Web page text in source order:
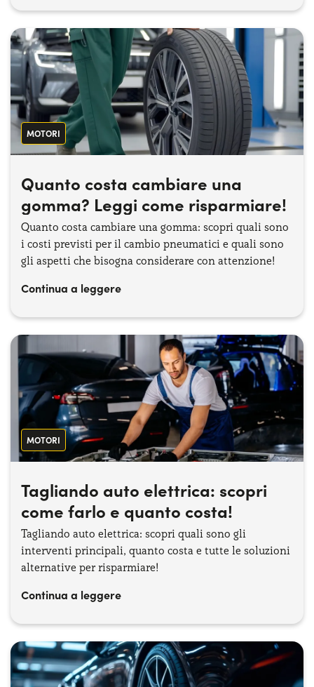
MOTORI
Quanto costa cambiare una
gomma? Leggi come risparmiare!
Quanto costa cambiare una gomma: scopri quali sono
i costi previsti per il cambio pneumatici e quali sono
gli aspetti che bisogna considerare con attenzione!
Continua a leggere
MOTORI
Tagliando auto elettrica: scopri
come farlo e quanto costa!
Tagliando auto elettrica: scopri quali sono gli
interventi principali, quanto costa e tutte le soluzioni
alternative per risparmiare!
Continua a leggere